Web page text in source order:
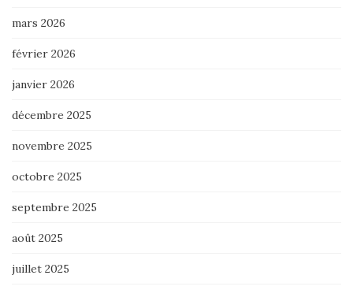
mars 2026
février 2026
janvier 2026
décembre 2025
novembre 2025
octobre 2025
septembre 2025
août 2025
juillet 2025